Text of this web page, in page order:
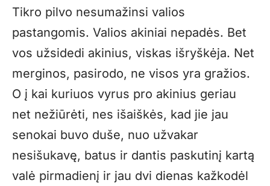
Tikro pilvo nesumažinsi valios
pastangomis. Valios akiniai nepadės. Bet
vos užsidedi akinius, viskas išryškėja. Net
merginos, pasirodo, ne visos yra gražios.
O į kai kuriuos vyrus pro akinius geriau
net nežiūrėti, nes išaiškės, kad jie jau
senokai buvo duše, nuo užvakar
nesišukavę, batus ir dantis paskutinį kartą
valė pirmadienį ir jau dvi dienas kažkodėl